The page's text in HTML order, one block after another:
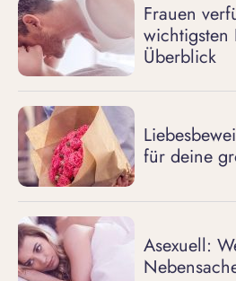
Frauen
wichtigsten
Überblick
für deine
Asexuell: